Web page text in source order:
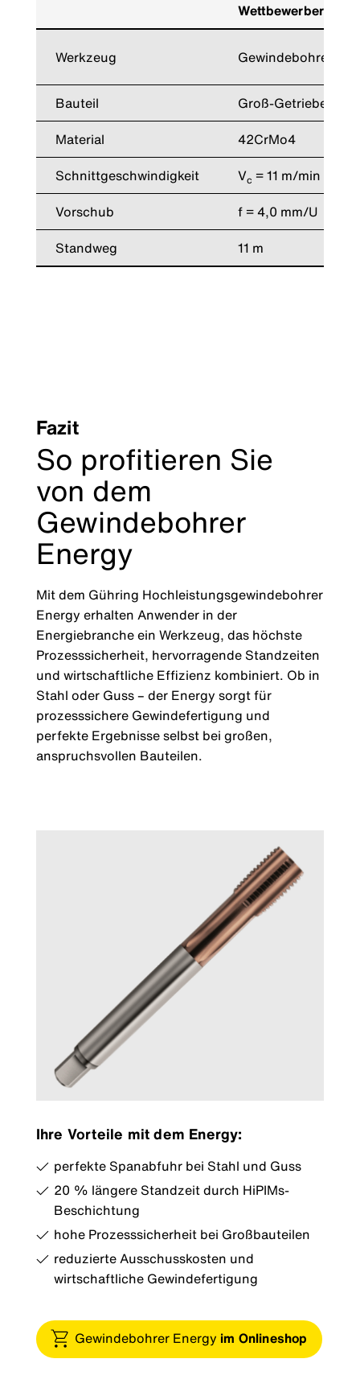
Wettbewerber
Werkzeug Gewindebohrer
Bauteil
Groß-Getriebering
Material
42CrMo4
Schnittgeschwindigkeit
Vc = 11 m/min
Vorschub
f = 4,0 mm/U
Standweg
11 m
Fazit
So profitieren Sie
von dem
Gewindebohrer
Energy
Mit dem Gühring Hochleistungsgewindebohrer
Energy erhalten Anwender in der
Energiebranche ein Werkzeug, das höchste
Prozesssicherheit, hervorragende Standzeiten
und wirtschaftliche Effizienz kombiniert. Ob in
Stahl oder Guss – der Energy sorgt für
prozesssichere Gewindefertigung und
perfekte Ergebnisse selbst bei großen,
anspruchsvollen Bauteilen.
Ihre Vorteile mit dem Energy:
perfekte Spanabfuhr bei Stahl und Guss
20 % längere Standzeit durch HiPIMs-
Beschichtung
hohe Prozesssicherheit bei Großbauteilen
reduzierte Ausschusskosten und
wirtschaftliche Gewindefertigung
Gewindebohrer Energy im Onlineshop